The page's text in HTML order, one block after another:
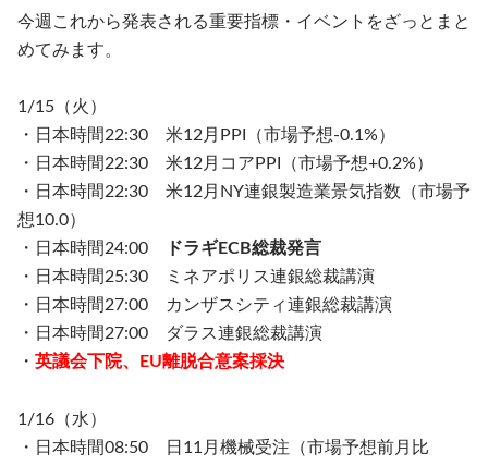
今週これから発表される重要指標・イベントをざっとまと
めてみます。
1/15（火）
・日本時間22:30 米12月PPI（市場予想-0.1%）
・日本時間22:30 米12月コアPPI（市場予想+0.2%）
・日本時間22:30 米12月NY連銀製造業景気指数（市場予
想10.0）
・日本時間24:00
ドラギECB総裁発言
・日本時間25:30 ミネアポリス連銀総裁講演
・日本時間27:00 カンザスシティ連銀総裁講演
・日本時間27:00 ダラス連銀総裁講演
・ 英議会下院、EU離脱合意案採決
1/16（水）
・日本時間08:50 日11月機械受注（市場予想前月比